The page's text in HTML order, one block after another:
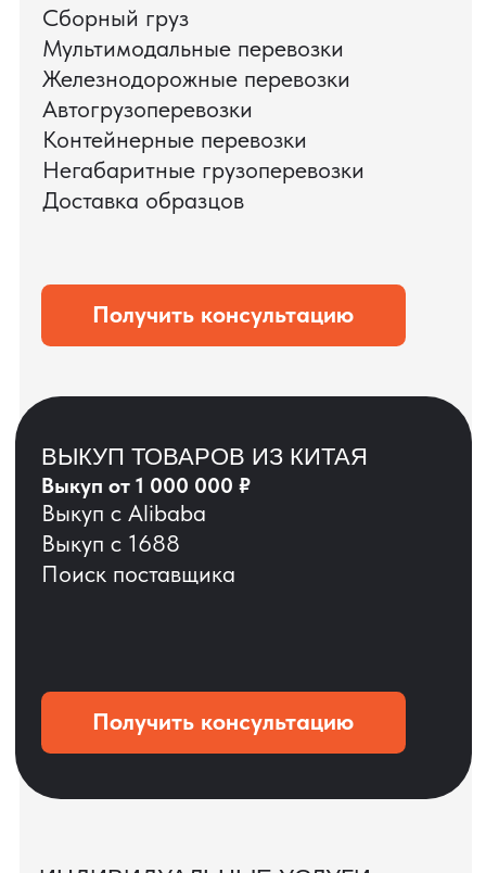
ДО ОПЛАТЫ?
ОСТАВЬТЕ ЗАЯВКУ
Мы вернёмся с расчётом и фото после
технической проверки
Оставить заявку